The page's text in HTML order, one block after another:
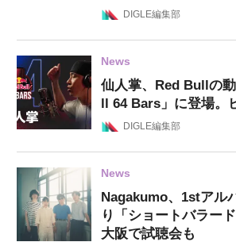
DIGLE編集部
News
仙人掌、Red Bullの
ll 64 Bars」に登場。
DIGLE編集部
News
Nagakumo、1stアル
り「ショートバラー
大阪で試聴会も